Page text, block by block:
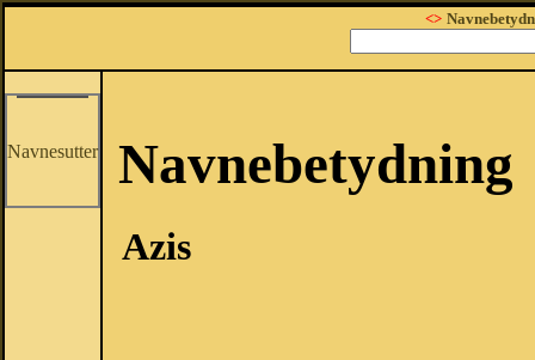
<>
Navnesutter Navnebetydning
Azis